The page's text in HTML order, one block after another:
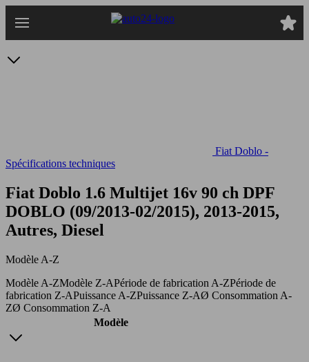
au
Fiat Doblo -
Spécifications techniques
Fiat Doblo 1.6 Multijet 16v 90 ch DPF
DOBLO (09/2013-02/2015), 2013-2015,
Autres, Diesel
Modèle A-Z
Modèle A-ZModèle Z-APériode de fabrication A-ZPériode de
fabrication Z-APuissance A-ZPuissance Z-AØ Consommation A-
ZØ Consommation Z-A
Modèle